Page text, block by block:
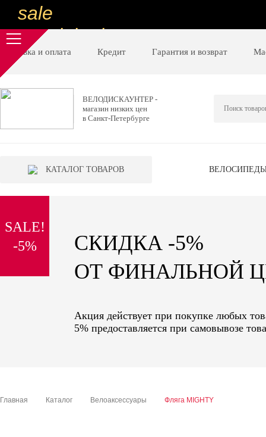
sale
special price
sale
низкие цены
вот дешево
special price
sale
надо брать
sale
Доставка и оплата Кредит Гарантия и возврат
ВЕЛОДИСКАУНТЕР -
магазин низких цен
в Санкт-Петербурге
КАТАЛОГ ТОВАРОВ
SALE!
-5%
СКИДКА -5%
ОТ ФИНАЛЬНОЙ
Акция действует при покупке любых
5% предоставляется при самовывозе
Главная Каталог Велоаксессуары Фляга MIGHTY